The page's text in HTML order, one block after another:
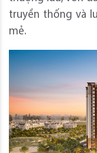
truyền thống và
mẻ.